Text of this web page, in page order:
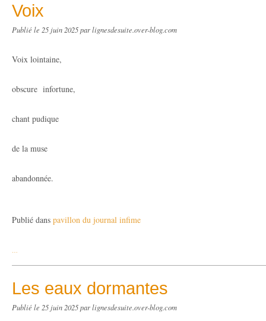
Voix
Publié le 25 juin 2025par lignesdesuite.over-blog.com
Voix lointaine,
obscure infortune,
chant pudique
de la muse
abandonnée.
Publié dans pavillon du journal infime
…
Les eaux dormantes
Publié le 25 juin 2025par lignesdesuite.over-blog.com